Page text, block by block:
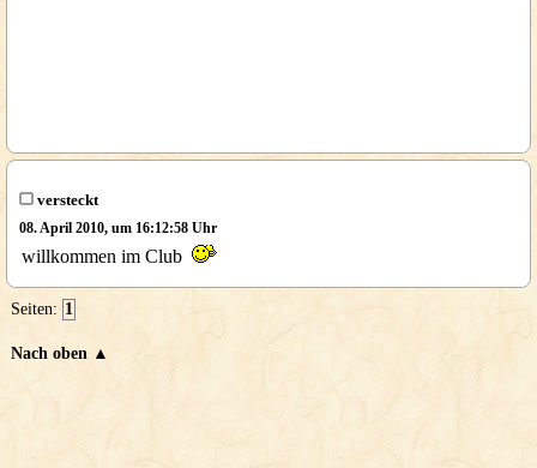
versteckt
08. April 2010, um 16:12:58 Uhr
willkommen im Club
Seiten: 1
Nach oben ▲